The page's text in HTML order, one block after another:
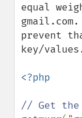
equal
prevent
key/
<?php